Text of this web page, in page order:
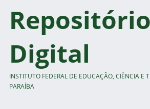
Repositório
Digital
INSTITUTO FEDERAL DE EDUCAÇÃO, CIÊNCIA E
PARAÍBA